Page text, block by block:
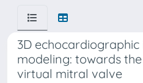
3D
modeling: towards
virtual mitral valve